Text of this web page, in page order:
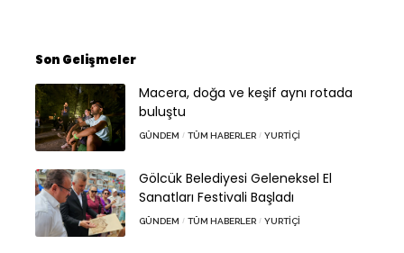
Son Gelişmeler
Macera, doğa ve keşif aynı rotada
buluştu
GÜNDEM TÜM HABERLER YURTIÇI
Gölcük Belediyesi Geleneksel El
Sanatları Festivali Başladı
GÜNDEM TÜM HABERLER YURTIÇI